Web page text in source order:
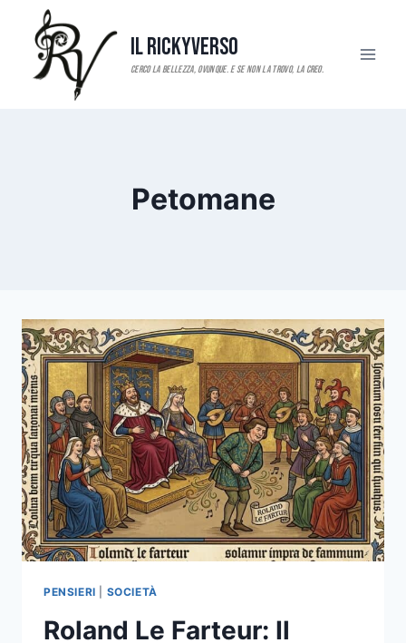
contenuto
Il RickyVerso
Petomane
PENSIERI SOCIETÀ
Roland Le Farteur: Il